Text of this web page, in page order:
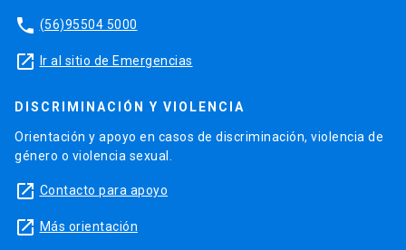
phone (56)95504 5000
launch Ir al sitio de Emergencias
DISCRIMINACIÓN Y VIOLENCIA
Orientación y apoyo en casos de discriminación, violencia de
género o violencia sexual.
launch Contacto para apoyo
launch Más orientación